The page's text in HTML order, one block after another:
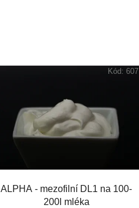
ALPHA - mezofilní DL1 na 100-
200l mléka
Kód: 607